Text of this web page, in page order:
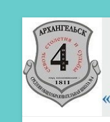
Перейти
содержимому